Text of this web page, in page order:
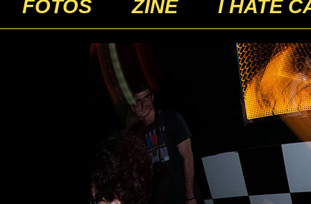
FOTOS ZINE I HATE